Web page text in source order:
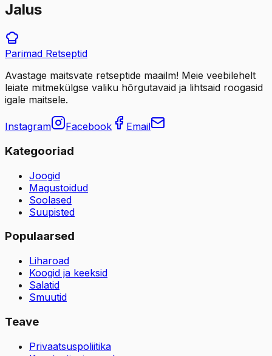
Jalus
Parimad Retseptid
Avastage maitsvate retseptide maailm! Meie veebilehelt
leiate mitmekülgse valiku hõrgutavaid ja lihtsaid roogasid
igale maitsele.
Instagram Facebook Email
Kategooriad
Joogid
Magustoidud
Soolased
Suupisted
Populaarsed
Liharoad
Koogid ja keeksid
Salatid
Smuutid
Teave
Privaatsuspoliitika